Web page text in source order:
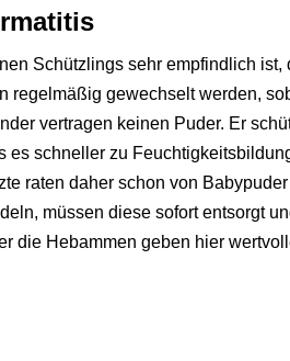
Schützlings sehr empfindlich ist,
regelmäßig gewechselt werden,
vertragen keinen Puder. Er
schneller zu
raten daher schon von
müssen diese sofort entsorgt
die Hebammen geben hier